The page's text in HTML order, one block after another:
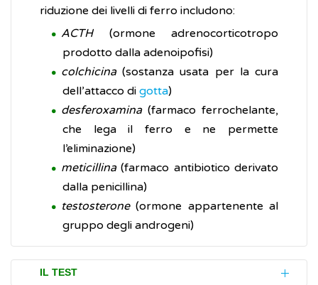
riduzione dei livelli di ferro includono:
ACTH(ormone adrenocorticotropo
prodotto dalla adenoipofisi)
colchicina(sostanza usata per la cura
dell’attacco di gotta)
desferoxamina(farmaco ferrochelante,
che lega il ferro e ne permette
l’eliminazione)
meticillina(farmaco antibiotico derivato
dalla penicillina)
testosterone(ormone appartenente al
gruppo degli androgeni)
IL TEST